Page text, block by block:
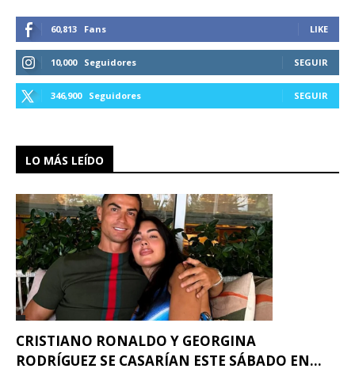
60,813 Fans LIKE
10,000 Seguidores SEGUIR
346,900 Seguidores SEGUIR
LO MÁS LEÍDO
CRISTIANO RONALDO Y GEORGINA
RODRÍGUEZ SE CASARÍAN ESTE SÁBADO EN...